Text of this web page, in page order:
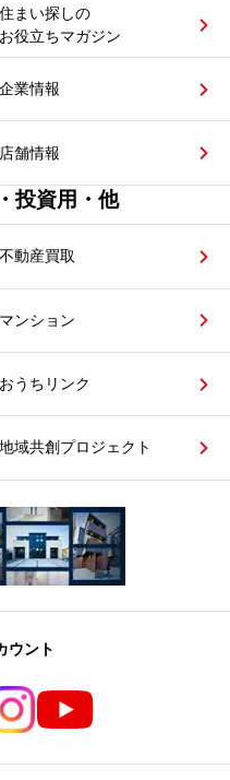
住まい探しの
お役立ちマガジン
企業情報
店舗情報
投資用・他
不動産買取
マンション
おうちリンク
地域共創プロジェクト
ウント